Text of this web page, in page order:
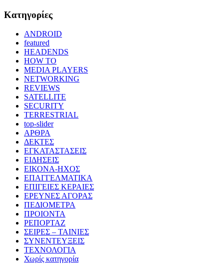
Kατηγορίες
ANDROID
featured
HEADENDS
HOW TO
MEDIA PLAYERS
NETWORKING
REVIEWS
SATELLITE
SECURITY
TERRESTRIAL
top-slider
ΑΡΘΡΑ
ΔΕΚΤΕΣ
ΕΓΚΑΤΑΣΤΑΣΕΙΣ
ΕΙΔΗΣΕΙΣ
ΕΙΚΟΝΑ-ΗΧΟΣ
ΕΠΑΓΓΕΛΜΑΤΙΚΑ
ΕΠΙΓΕΙΕΣ ΚΕΡΑΙΕΣ
ΕΡΕΥΝΕΣ ΑΓΟΡΑΣ
ΠΕΔΙΟΜΕΤΡΑ
ΠΡΟΙΟΝΤΑ
ΡΕΠΟΡΤΑΖ
ΣΕΙΡΕΣ – ΤΑΙΝΙΕΣ
ΣΥΝΕΝΤΕΥΞΕΙΣ
ΤΕΧΝΟΛΟΓΙΑ
Χωρίς κατηγορία